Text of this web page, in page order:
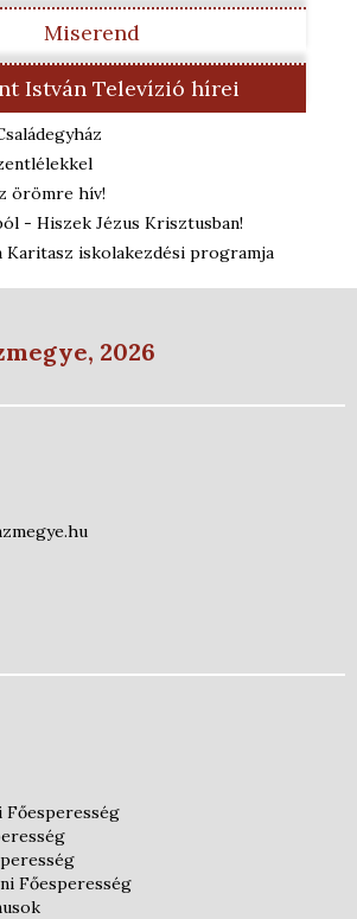
Miserend
István Televízió hírei
örömre hív!
- Hiszek Jézus Krisztusban!
iskolakezdési programja
2026
Főesperesség
Főesperesség